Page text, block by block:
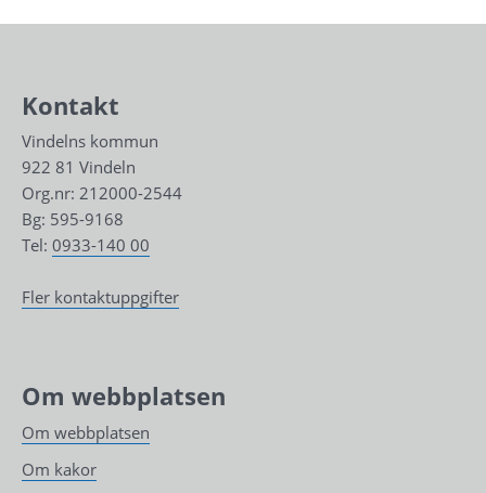
Kontakt
Vindelns kommun
922 81 Vindeln
Org.nr: 212000-2544
Bg: 595-9168
Tel: 0933-140 00
Fler kontaktuppgifter
Om webbplatsen
Om webbplatsen
Om kakor